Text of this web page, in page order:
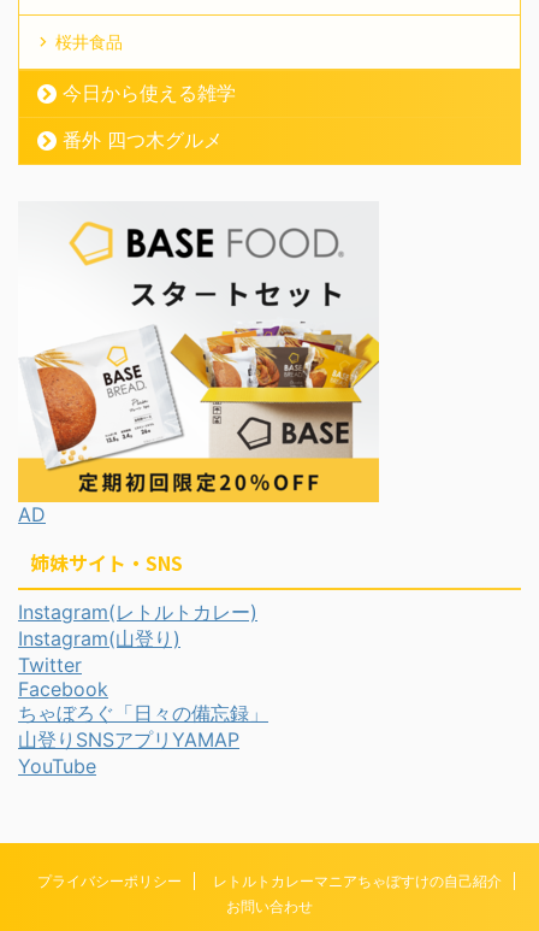
桜井食品
今日から使える雑学
番外 四つ木グルメ
AD
姉妹サイト・SNS
Instagram(レトルトカレー)
Instagram(山登り)
Twitter
Facebook
ちゃぼろぐ「日々の備忘録」
山登りSNSアプリYAMAP
YouTube
プライバシーポリシー
レトルトカレーマニアちゃぼすけの自己紹介
お問い合わせ